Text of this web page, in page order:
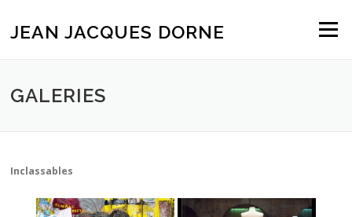
contenu
JEAN JACQUES DORNE Menu
GALERIES
Inclassables